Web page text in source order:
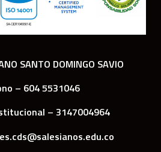
SANTO DOMINGO SAVIO
– 604 5531046
– 3147004964